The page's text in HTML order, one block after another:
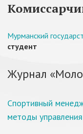
Мурманский
студент
Журнал
Споpтивный
методы упpавления